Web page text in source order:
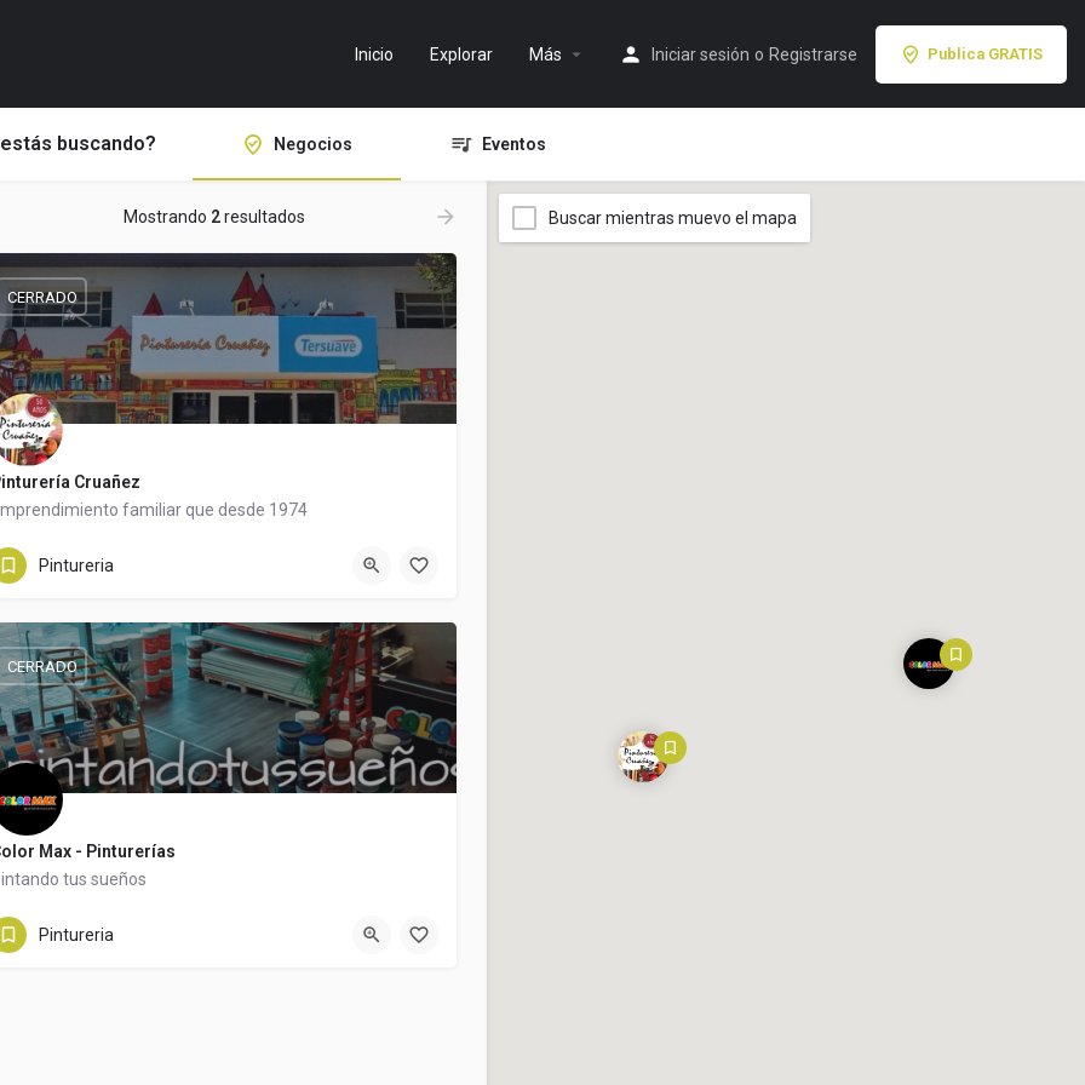
Inicio Explorar Más Iniciar sesión o Registrarse Publica GRATIS
buscando? Negocios Eventos
Mostrando 2resultados
Cruañez
familiar que desde 1974
354869194
CERRADO
Pintureria
Max - Pinturerías
tus sueños
+54 3548 56-2662
CERRADO
Pintureria
Buscar mientras muevo el mapa